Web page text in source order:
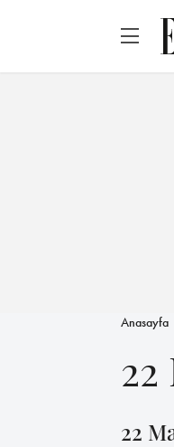
Anasayfa
22